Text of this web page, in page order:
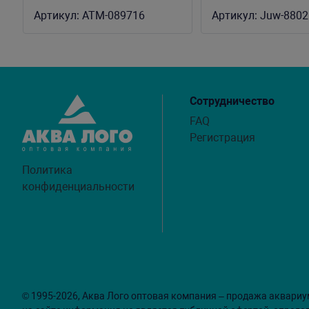
Артикул: ATM-089716
Артикул: Juw-
Политика
конфиденциальности
Сотрудничество
FAQ
Регистрация
© 1995-2026, Аква Лого оптовая компания – продажа